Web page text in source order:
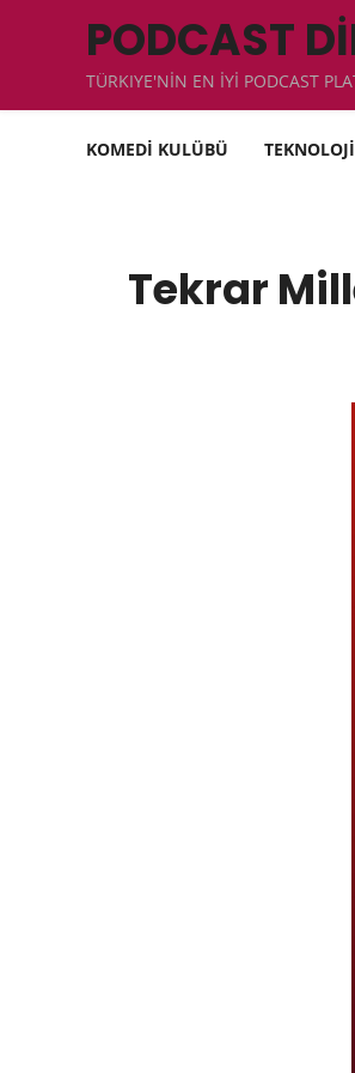
PODCAST
TÜRKIYE'NİN EN İYİ PODCAST
KOMEDİ KULÜBÜ TEKNOLOJİ
Tekrar